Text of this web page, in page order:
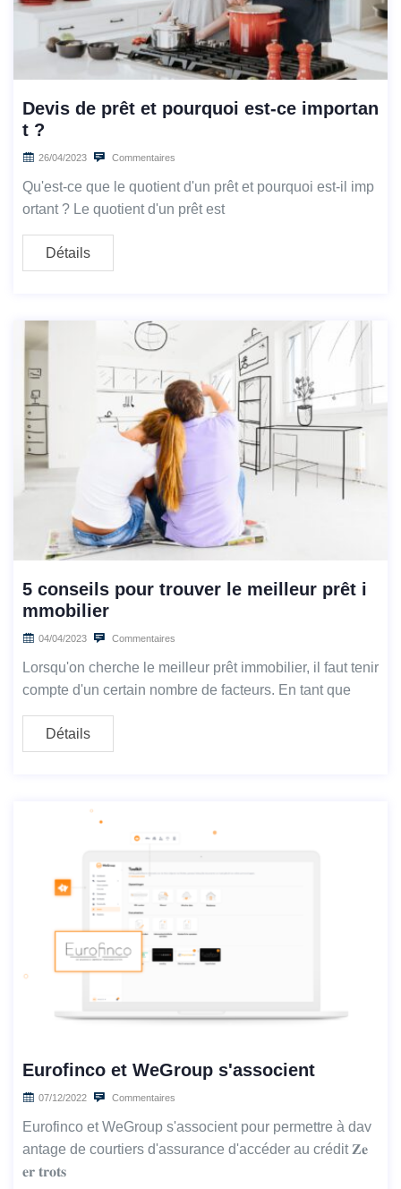
Devis de prêt et pourquoi est-ce importan
t ?
26/04/2023 Commentaires
Qu'est-ce que le quotient d'un prêt et pourquoi est-il imp
ortant ? Le quotient d'un prêt est
Détails
5 conseils pour trouver le meilleur prêt i
mmobilier
04/04/2023 Commentaires
Lorsqu'on cherche le meilleur prêt immobilier, il faut tenir
compte d'un certain nombre de facteurs. En tant que
Détails
Eurofinco et WeGroup s'associent
07/12/2022 Commentaires
Eurofinco et WeGroup s'associent pour permettre à dav
antage de courtiers d'assurance d'accéder au crédit 𝐙𝐞
𝐞𝐫 𝐭𝐫𝐨𝐭𝐬